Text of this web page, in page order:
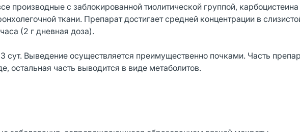
производные с заблокированной тиолитической группой,
ткани. Препарат достигает средней концентрации в
(2 г дневная доза).
сут. Выведение осуществляется преимущественно почками. Часть
остальная часть выводится в виде метаболитов.